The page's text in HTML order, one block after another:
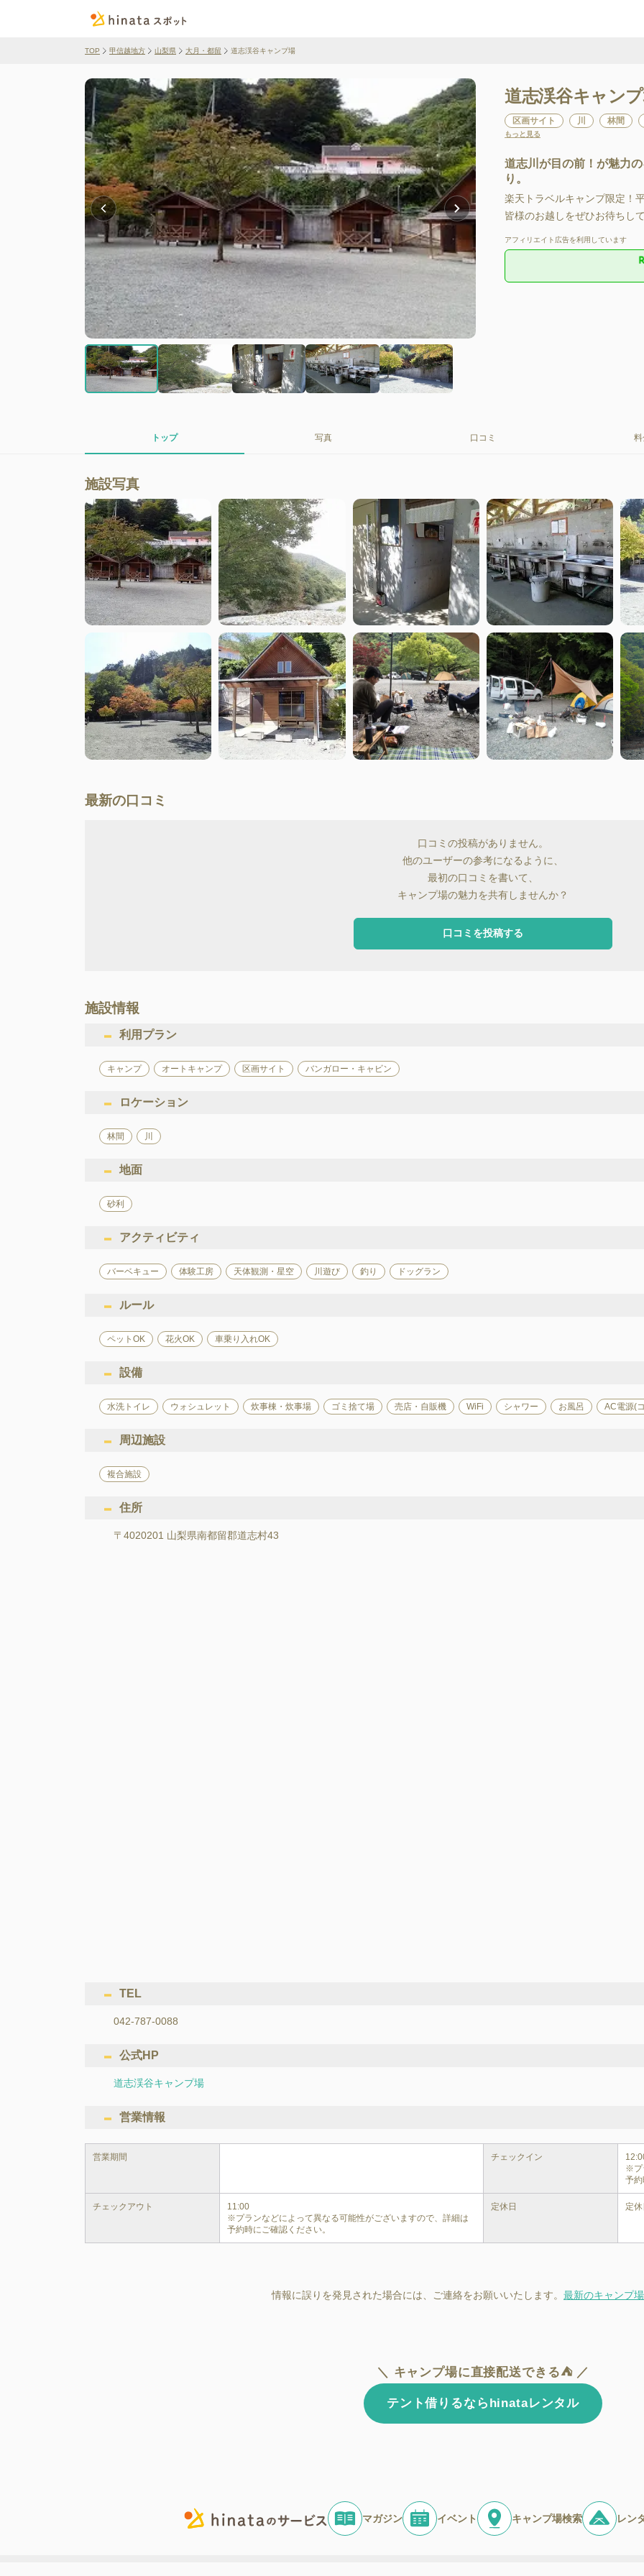
TOP 甲信越地方 山梨県 大月・都留 道志渓谷キャンプ場
道志渓谷キャン
区画サイト 川 林間
もっと見る
道志川が目の前！が魅力
り。
楽天トラベルキャンプ限定！
皆様のお越しをぜひお待ちし
アフィリエイト広告を利用しています
トップ 写真 口コミ 料
施設写真
最新の口コミ
口コミの投稿がありません。
他のユーザーの参考になるように、
最初の口コミを書いて、
キャンプ場の魅力を共有しませんか？
口コミを投稿する
施設情報
利用プラン
キャンプ オートキャンプ 区画サイト バンガロー・キャビン
ロケーション
林間 川
地面
砂利
アクティビティ
バーベキュー 体験工房 天体観測・星空 川遊び 釣り ドッグラン
ルール
ペットOK 花火OK 車乗り入れOK
設備
水洗トイレ ウォシュレット 炊事棟・炊事場 ゴミ捨て場 売店・自販機 WiFi シャワー お風呂 AC電源(
周辺施設
複合施設
住所
〒4020201 山梨県南都留郡道志村43
TEL
042-787-0088
公式HP
道志渓谷キャンプ場
営業情報
営業期間 チェックイン
※プ
予約
チェックアウト
11:00
※プランなどによって異なる可能性がございますので、詳細は
予約時にご確認ください。
定休日 定
情報に誤りを発見された場合には、ご連絡をお願いいたします。 最新のキャンプ
＼ キャンプ場に直接配送できる⛺ ／
テント借りるならhinataレンタル
マガジン イベント キャンプ場検索 レン